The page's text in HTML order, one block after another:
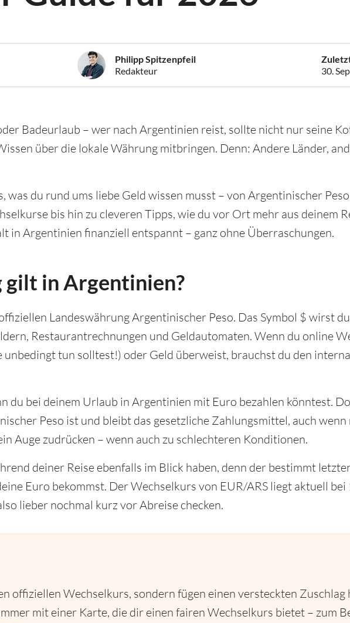
Philipp Spitzenpfeil
Redakteur
30.
Badeurlaub – wer nach Argentinien reist, sollte nicht nur seine
über die lokale Währung mitbringen. Denn: Andere Länder,
was du rund ums liebe Geld wissen musst – von Argentinischer
bis hin zu cleveren Tipps, wie du vor Ort mehr aus deinem
in Argentinien finanziell entspannt – ganz ohne Überraschungen.
gilt in Argentinien?
Landeswährung Argentinischer Peso. Das Symbol $ wirst
Restaurantrechnungen und Geldautomaten. Wenn du online
unbedingt tun solltest!) oder Geld überweist, brauchst du den
du bei deinem Urlaub in Argentinien mit Euro bezahlen könntest.
Peso ist und bleibt das gesetzliche Zahlungsmittel, auch wenn
Auge zudrücken – wenn auch zu schlechteren Konditionen.
deiner Reise ebenfalls im Blick haben, denn der bestimmt
Euro bekommst. Der Wechselkurs von EUR/ARS liegt aktuell
lieber nochmal kurz vor Abreise checken.
offiziellen Wechselkurs, sondern fügen einen versteckten Zuschlag
mit einer Karte, die dir einen fairen Wechselkurs bietet – zum